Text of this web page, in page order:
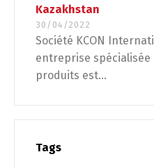
Kazakhstan
30/04/2022
Société KCON
entreprise
produits est...
Tags